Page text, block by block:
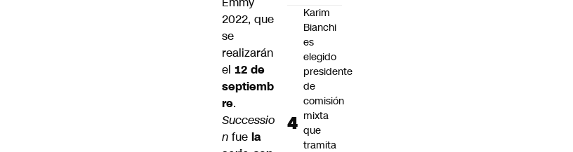
2022, que
se
realizarán
el 12 de
septiemb
re.
Successio
n fue la
Karim
Bianchi
es
elegido
presidente
de
comisión
mixta
que
tramita